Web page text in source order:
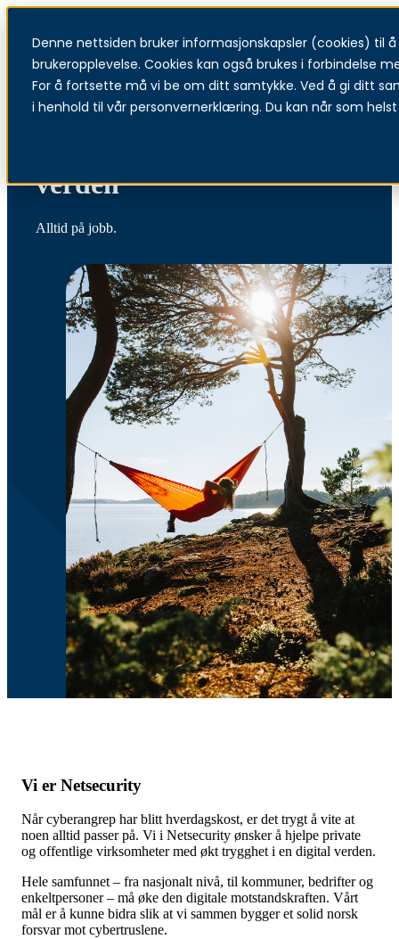
Denne nettsiden bruker informasjonskapsler (cookies) til
brukeropplevelse. Cookies kan også brukes i forbindelse
For å fortsette må vi be om ditt samtykke. Ved å gi ditt
i henhold til vår personvernerklæring. Du kan når som
verden
Alltid på jobb.
Vi er Netsecurity
Når cyberangrep har blitt hverdagskost, er det trygt å vite at
noen alltid passer på. Vi i Netsecurity ønsker å hjelpe private
og offentlige virksomheter med økt trygghet i en digital verden.
Hele samfunnet – fra nasjonalt nivå, til kommuner, bedrifter og
enkeltpersoner – må øke den digitale motstandskraften. Vårt
mål er å kunne bidra slik at vi sammen bygger et solid norsk
forsvar mot cybertruslene.